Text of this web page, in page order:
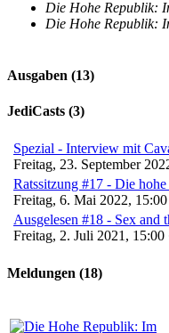
Die Hohe Republik:
Die Hohe Republik:
Ausgaben (13)
JediCasts (3)
Spezial - Interview mit
Freitag, 23. September
Ratssitzung #17 - Die hohe
Freitag, 6. Mai 2022, 15:00
Ausgelesen #18 - Sex and
Freitag, 2. Juli 2021, 15:00
Meldungen (18)